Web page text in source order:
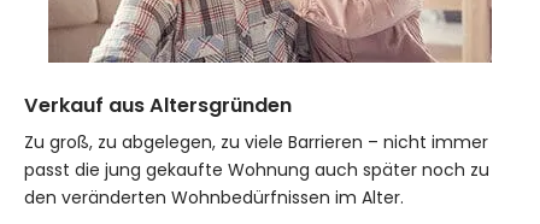
Verkauf aus Altersgründen
Zu groß, zu abgelegen, zu viele Barrieren – nicht immer
passt die jung gekaufte Wohnung auch später noch zu
den veränderten Wohnbedürfnissen im Alter.